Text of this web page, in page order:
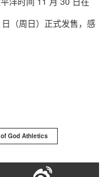
（周日）正式发售，感
God Athletics